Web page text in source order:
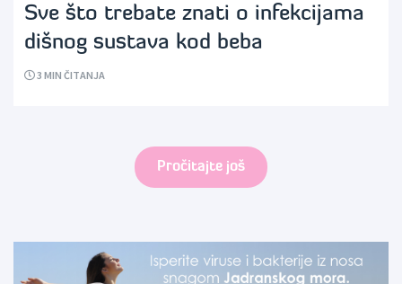
Sve što trebate znati o infekcijama
dišnog sustava kod beba
3 MIN ČITANJA
Pročitajte još